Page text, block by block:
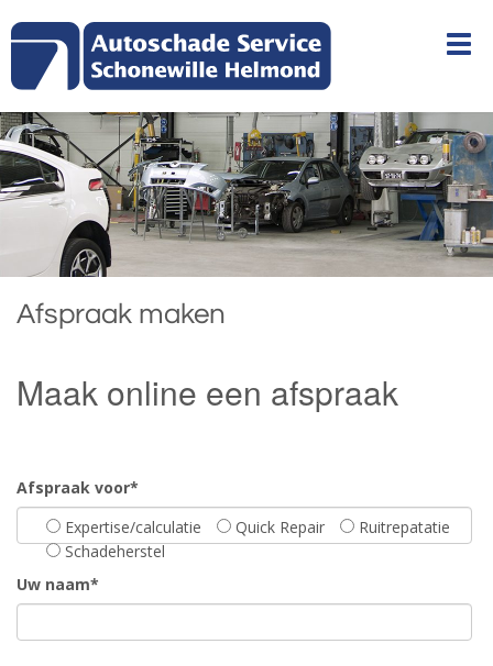
Afspraak maken
Maak online een afspraak
Afspraak voor*
Expertise/calculatie
Quick Repair
Ruitrepatatie
Schadeherstel
Uw naam*